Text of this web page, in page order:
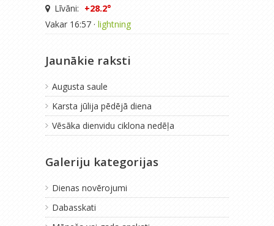
Līvāni: +28.2°
Vakar 16:57 · lightning
Jaunākie raksti
Augusta saule
Karsta jūlija pēdējā diena
Vēsāka dienvidu ciklona nedēļa
Galeriju kategorijas
Dienas novērojumi
Dabasskati